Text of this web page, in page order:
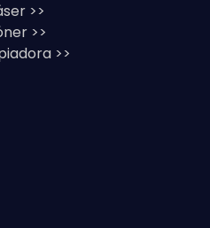
>>
>>
>>